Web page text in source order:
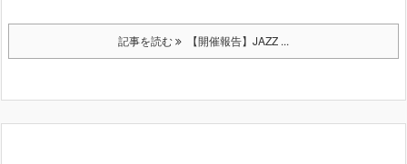
記事を読む 【開催報告】JAZZ ...